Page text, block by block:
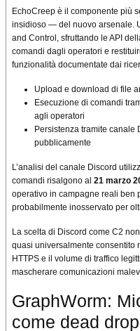
EchoCreep è il componente più
insidioso — del nuovo arsenale.
and Control, sfruttando le API
comandi dagli operatori e
funzionalità documentate dai
Upload e download di file
Esecuzione di comandi
agli operatori
Persistenza tramite canale
pubblicamente
L’analisi del canale Discord
comandi risalgono al 21 marzo
operativo in campagne reali ben
probabilmente inosservato per
La scelta di Discord come C2
quasi universalmente consentito
HTTPS e il volume di traffico
mascherare comunicazioni
GraphWorm:
come dead drop